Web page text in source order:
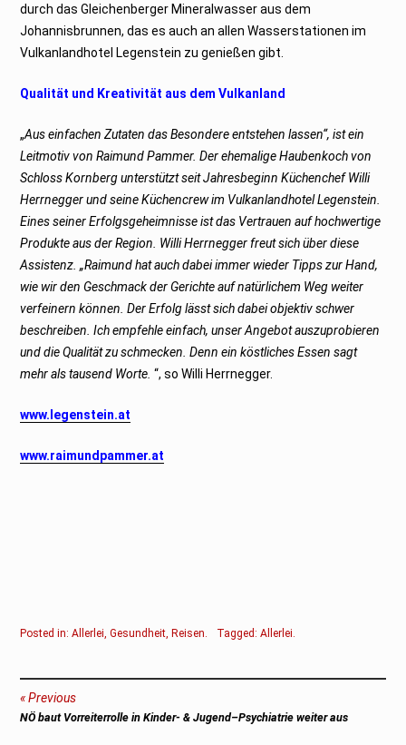
durch das Gleichenberger Mineralwasser aus dem
Johannisbrunnen, das es auch an allen Wasserstationen im
Vulkanlandhotel Legenstein zu genießen gibt.
Qualität und Kreativität aus dem Vulkanland
„Aus einfachen Zutaten das Besondere entstehen lassen“, ist ein
Leitmotiv von Raimund Pammer. Der ehemalige Haubenkoch von
Schloss Kornberg unterstützt seit Jahresbeginn Küchenchef Willi
Herrnegger und seine Küchencrew im Vulkanlandhotel Legenstein.
Eines seiner Erfolgsgeheimnisse ist das Vertrauen auf hochwertige
Produkte aus der Region. Willi Herrnegger freut sich über diese
Assistenz. „Raimund hat auch dabei immer wieder Tipps zur Hand,
wie wir den Geschmack der Gerichte auf natürlichem Weg weiter
verfeinern können. Der Erfolg lässt sich dabei objektiv schwer
beschreiben. Ich empfehle einfach, unser Angebot auszuprobieren
und die Qualität zu schmecken. Denn ein köstliches Essen sagt
mehr als tausend Worte. “, so Willi Herrnegger.
www.legenstein.at
www.raimundpammer.at
Posted in:Allerlei,Gesundheit,Reisen. Tagged:Allerlei.
Beitragsnavigation
Previous
Previous
NÖ baut Vorreiterrolle in Kinder- & Jugend–Psychiatrie weiter aus